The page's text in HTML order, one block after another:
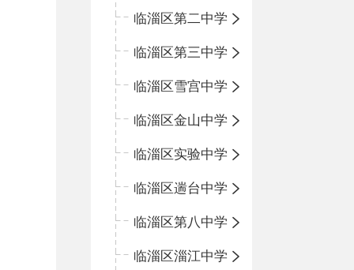
临淄区第二中学
临淄区第三中学
临淄区雪宫中学
临淄区金山中学
临淄区实验中学
临淄区遄台中学
临淄区第八中学
临淄区淄江中学